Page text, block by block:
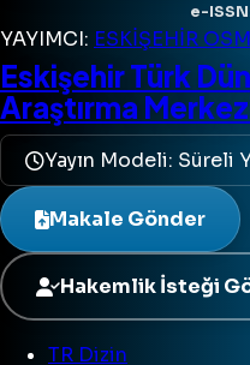
e-
YAYIMCI: ESKİŞEHİR
Eskişehir Türk
Araştırma
Yayın Modeli: Süreli
Makale Gönder
Hakemlik İsteği
TR Dizin